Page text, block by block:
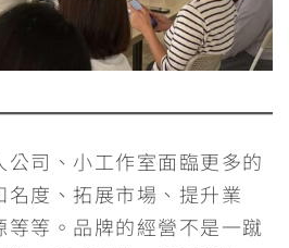
司、小工作室面臨更多的
度、拓展市場、提升業
等。品牌的經營不是一蹴